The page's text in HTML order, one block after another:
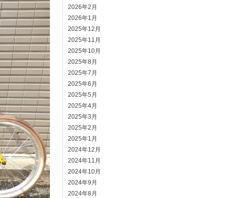
2026年2月
2026年1月
2025年12月
2025年11月
2025年10月
2025年8月
2025年7月
2025年6月
2025年5月
2025年4月
2025年3月
2025年2月
2025年1月
2024年12月
2024年11月
2024年10月
2024年9月
2024年8月